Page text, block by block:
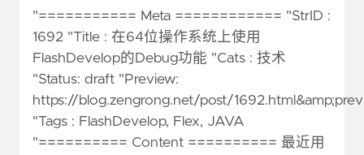
"=========== Meta ============ "StrID :
1692 "Title : 在64位操作系统上使用
FlashDevelop的Debug功能 "Cats : 技术
"Status: draft "Preview:
https://blog.zengrong.net/post/
"Tags : FlashDevelop, Flex, JAVA
"========== Content ========== 最近用